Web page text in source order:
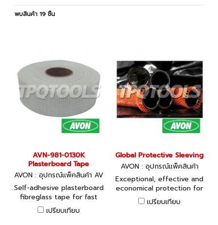
พบสินค้า 19 ชิ้น
AVN-981-0130K
Plasterboard Tape
AVON : อุปกรณ์แพ็คสินค้า AV
N-981-0130K
Self-adhesive plasterboard
fibreglass tape for fast
application with a strong
bond. Won't tear, stretch,
เปรียบเทียบ
Global Protective Sleeving
AVON : อุปกรณ์แพ็คสินค้า
Exceptional, effective and
economical protection for
all kinds of products.
เปรียบเทียบ